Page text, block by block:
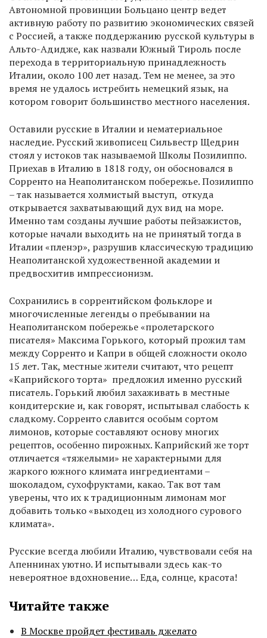
Автономной провинции Больцано центр ведет
активную работу по развитию экономических связей
с Россией, а также поддержанию русской культуры в
Альто-Адидже, как назвали Южный Тироль после
перехода в территориальную принадлежность
Италии, около 100 лет назад. Тем не менее, за это
время не удалось истребить немецкий язык, на
котором говорит большинство местного населения.
Оставили русские в Италии и нематериальное
наследие. Русский живописец Сильвестр Щедрин
стоял у истоков так называемой Школы Позилиппо.
Приехав в Италию в 1818 году, он обосновался в
Сорренто на Неаполитанском побережье. Позилиппо
– так называется холмистый выступ, откуда
открывается захватывающий дух вид на море.
Именно там созданы лучшие работы пейзажистов,
которые начали выходить на не принятый тогда в
Италии «пленэр», разрушив классическую традицию
Неаполитанской художественной академии и
предвосхитив импрессионизм.
Сохранились в соррентийском фольклоре и
многочисленные легенды о пребывании на
Неаполитанском побережье «пролетарского
писателя» Максима Горького, который прожил там
между Сорренто и Капри в общей сложности около
15 лет. Так, местные жители считают, что рецепт
«Каприйского торта» предложил именно русский
писатель. Горький любил захаживать в местные
кондитерские и, как говорят, испытывал слабость к
сладкому. Сорренто славится особым сортом
лимонов, которые составляют основу многих
рецептов, особенно пирожных. Каприйский же торт
отличается «тяжелыми» не характерными для
жаркого южного климата ингредиентами –
шоколадом, сухофруктами, какао. Так вот там
уверены, что их к традиционным лимонам мог
добавить только «выходец из холодного сурового
климата».
Русские всегда любили Италию, чувствовали себя на
Апеннинах уютно. И испытывали здесь как-то
невероятное вдохновение… Еда, солнце, красота!
Читайте также
В Москве пройдет фестиваль джелато